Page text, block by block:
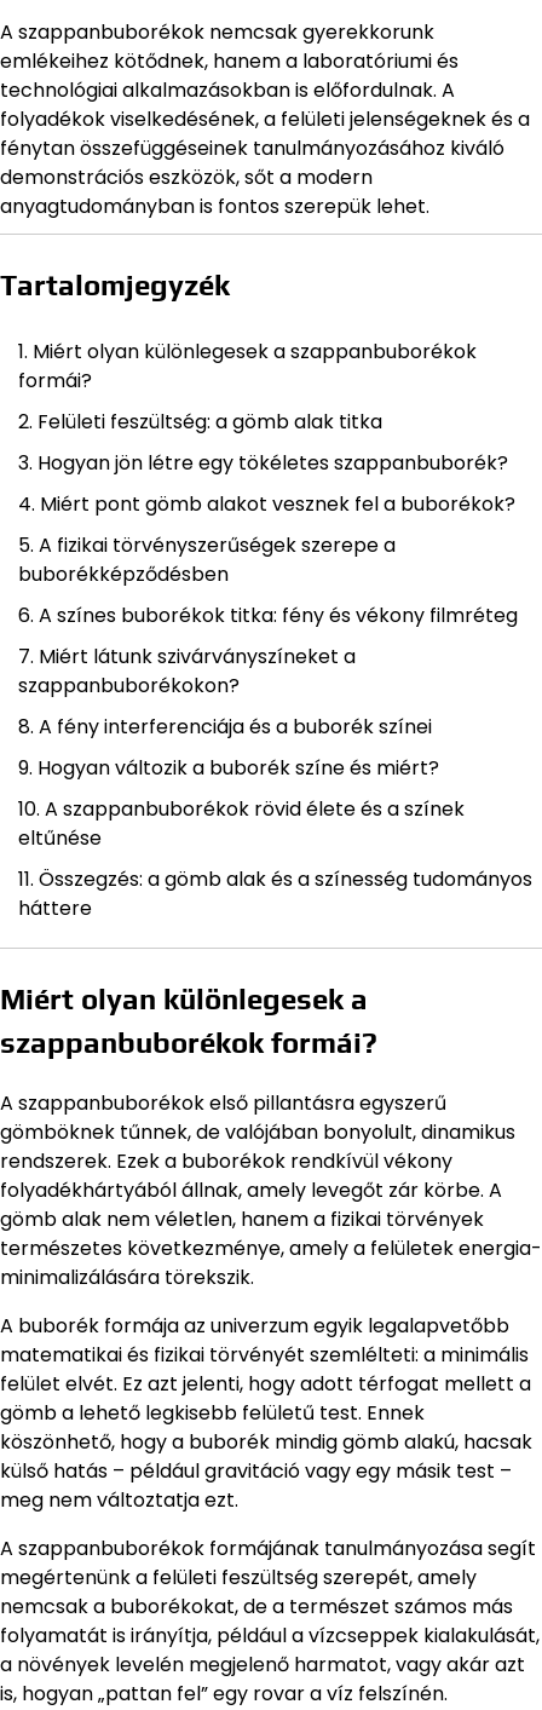
A szappanbuborékok nemcsak gyerekkorunk
emlékeihez kötődnek, hanem a laboratóriumi és
technológiai alkalmazásokban is előfordulnak. A
folyadékok viselkedésének, a felületi jelenségeknek és a
fénytan összefüggéseinek tanulmányozásához kiváló
demonstrációs eszközök, sőt a modern
anyagtudományban is fontos szerepük lehet.
Tartalomjegyzék
Miért olyan különlegesek a szappanbuborékok
formái?
Felületi feszültség: a gömb alak titka
Hogyan jön létre egy tökéletes szappanbuborék?
Miért pont gömb alakot vesznek fel a buborékok?
A fizikai törvényszerűségek szerepe a
buborékképződésben
A színes buborékok titka: fény és vékony filmréteg
Miért látunk szivárványszíneket a
szappanbuborékokon?
A fény interferenciája és a buborék színei
Hogyan változik a buborék színe és miért?
A szappanbuborékok rövid élete és a színek
eltűnése
Összegzés: a gömb alak és a színesség tudományos
háttere
Miért olyan különlegesek a
szappanbuborékok formái?
A szappanbuborékok első pillantásra egyszerű
gömböknek tűnnek, de valójában bonyolult, dinamikus
rendszerek. Ezek a buborékok rendkívül vékony
folyadékhártyából állnak, amely levegőt zár körbe. A
gömb alak nem véletlen, hanem a fizikai törvények
természetes következménye, amely a felületek energia-
minimalizálására törekszik.
A buborék formája az univerzum egyik legalapvetőbb
matematikai és fizikai törvényét szemlélteti: a minimális
felület elvét. Ez azt jelenti, hogy adott térfogat mellett a
gömb a lehető legkisebb felületű test. Ennek
köszönhető, hogy a buborék mindig gömb alakú, hacsak
külső hatás – például gravitáció vagy egy másik test –
meg nem változtatja ezt.
A szappanbuborékok formájának tanulmányozása segít
megértenünk a felületi feszültség szerepét, amely
nemcsak a buborékokat, de a természet számos más
folyamatát is irányítja, például a vízcseppek kialakulását,
a növények levelén megjelenő harmatot, vagy akár azt
is, hogyan „pattan fel” egy rovar a víz felszínén.